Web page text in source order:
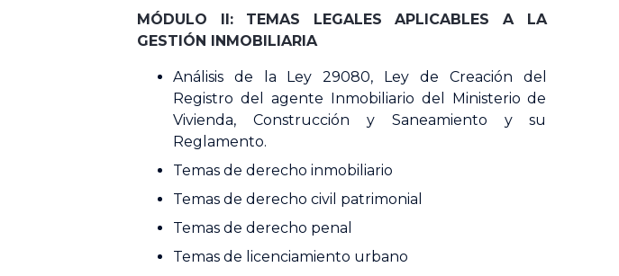
MÓDULO II: TEMAS LEGALES APLICABLES A LA
GESTIÓN INMOBILIARIA
Análisis de la Ley 29080, Ley de Creación del
Registro del agente Inmobiliario del Ministerio de
Vivienda, Construcción y Saneamiento y su
Reglamento.
Temas de derecho inmobiliario
Temas de derecho civil patrimonial
Temas de derecho penal
Temas de licenciamiento urbano